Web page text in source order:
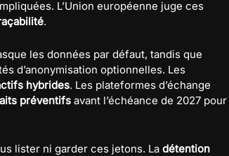
L’Union européenne juge ces
.
les données par défaut, tandis que
d’anonymisation optionnelles. Les
hybrides. Les plateformes d’échange
préventifs avant l’échéance de 2027 pour
lister ni garder ces jetons. La détention